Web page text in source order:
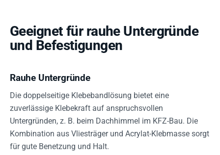
Geeignet für rauhe Untergründe
und Befestigungen
Rauhe Untergründe
Die doppelseitige Klebebandlösung bietet eine
zuverlässige Klebekraft auf anspruchsvollen
Untergründen, z. B. beim Dachhimmel im KFZ-Bau. Die
Kombination aus Vliesträger und Acrylat-Klebmasse sorgt
für gute Benetzung und Halt.